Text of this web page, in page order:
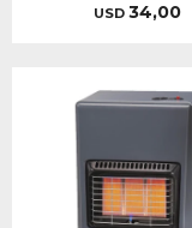
USD 34,00